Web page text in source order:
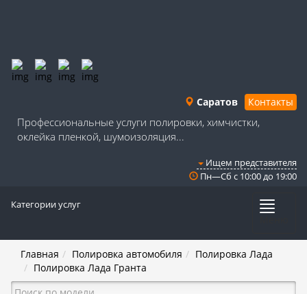
Саратов Контакты
Профессиональные услуги полировки, химчистки,
оклейка пленкой, шумоизоляция...
Ищем представителя
Пн—Сб с 10:00 до 19:00
Категории услуг
Главная Полировка автомобиля
Полировка Лада
Полировка Лада Гранта